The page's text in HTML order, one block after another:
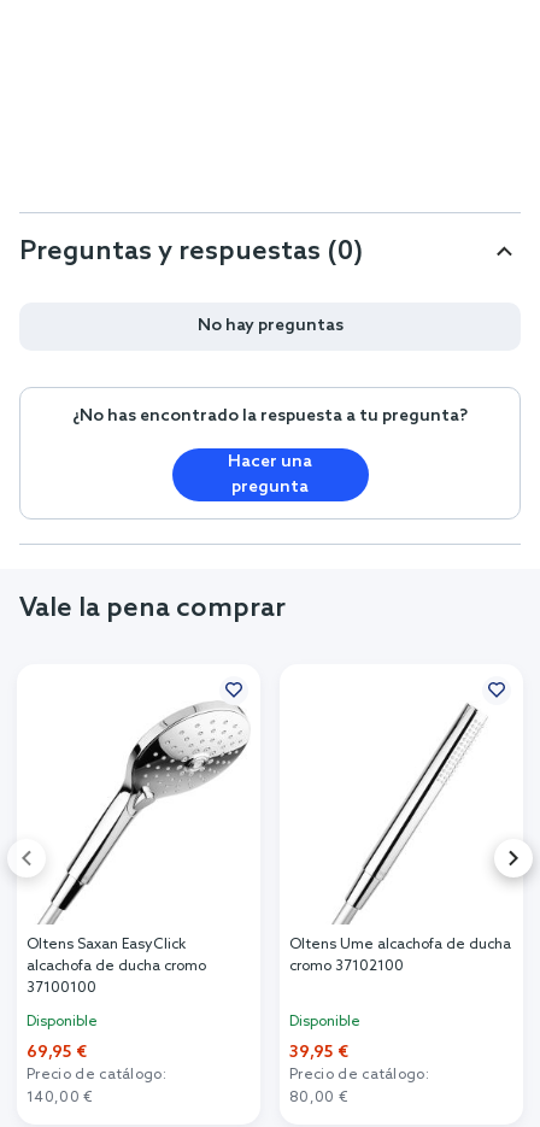
Preguntas y respuestas (0)
No hay preguntas
¿No has encontrado la respuesta a tu pregunta?
Hacer una
pregunta
Vale la pena comprar
Oltens Saxan EasyClick
alcachofa de ducha cromo
37100100
Disponible
69,95 €
Precio de catálogo:
140,00 €
Oltens Ume alcachofa de ducha
cromo 37102100
Disponible
39,95 €
Precio de catálogo:
80,00 €